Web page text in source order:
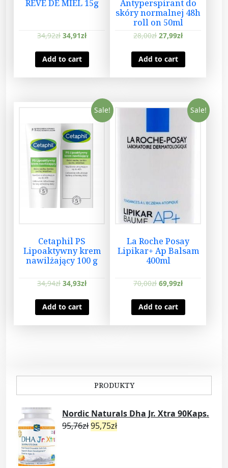
REVE DE MIEL 15g
34,92zł 34,91zł
Add to cart
Antyperspirant do
skóry normalnej 48h
roll on 50ml
28,00zł 27,99zł
Add to cart
Sale!
Cetaphil PS
Lipoaktywny krem
nawilżający 100 g
34,94zł 34,93zł
Add to cart
Sale!
La Roche Posay
Lipikar+ Ap Balsam
400ml
70,00zł 69,99zł
Add to cart
PRODUKTY
Nordic Naturals Dha Jr. Xtra 90Kaps.
95,76zł95,75zł